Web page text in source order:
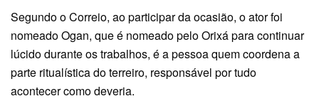
Segundo o Correio, ao participar da ocasião, o ator foi
nomeado Ogan, que é nomeado pelo Orixá para continuar
lúcido durante os trabalhos, é a pessoa quem coordena a
parte ritualística do terreiro, responsável por tudo
acontecer como deveria.